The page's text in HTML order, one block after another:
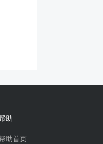
助
助首页